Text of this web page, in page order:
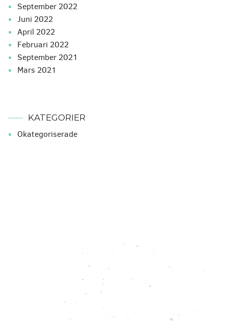
september 2022
juni 2022
april 2022
februari 2022
september 2021
mars 2021
KATEGORIER
Okategoriserade